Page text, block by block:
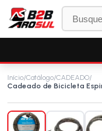
Início/Catálogo/CADEADO/
Cadeado de Bicicleta